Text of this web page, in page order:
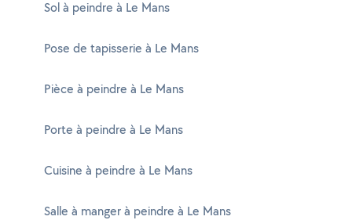
Sol à peindre à Le Mans
Pose de tapisserie à Le Mans
Pièce à peindre à Le Mans
Porte à peindre à Le Mans
Cuisine à peindre à Le Mans
Salle à manger à peindre à Le Mans